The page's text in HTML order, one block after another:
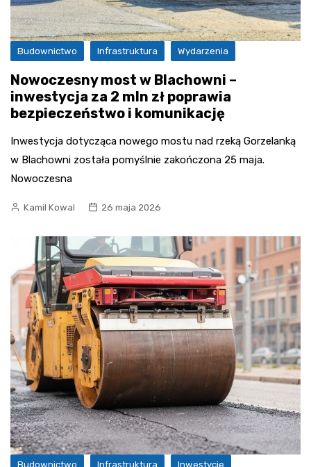
Budownictwo Infrastruktura Wydarzenia
Nowoczesny most w Blachowni –
inwestycja za 2 mln zł poprawia
bezpieczeństwo i komunikację
Inwestycja dotycząca nowego mostu nad rzeką Gorzelanką
w Blachowni została pomyślnie zakończona 25 maja.
Nowoczesna
Kamil Kowal 26 maja 2026
Budownictwo Infrastruktura Inwestycje